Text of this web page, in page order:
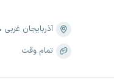
آذربایجان غربی
تمام وقت